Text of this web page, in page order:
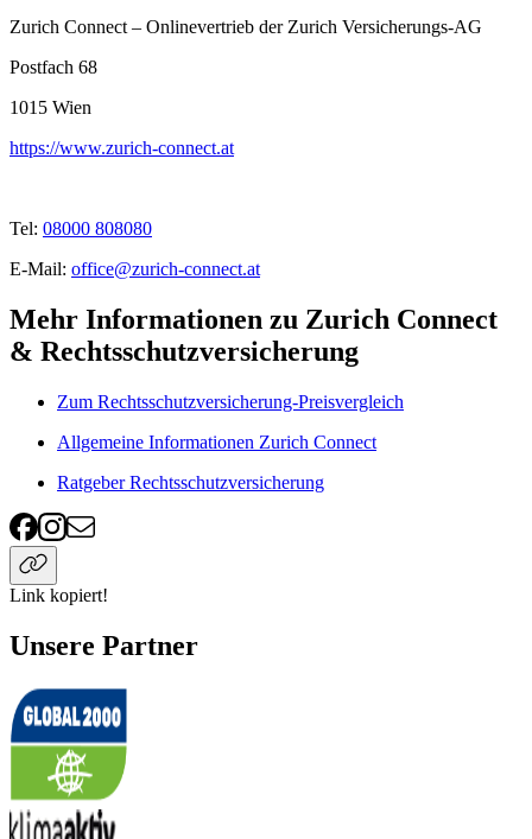
Zurich Connect – Onlinevertrieb der Zurich Versicherungs-AG
Postfach 68
1015 Wien
https://www.zurich-connect.at
Tel: 08000 808080
E-Mail: office@zurich-connect.at
Mehr Informationen zu Zurich Connect
& Rechtsschutzversicherung
Zum Rechtsschutzversicherung-Preisvergleich
Allgemeine Informationen Zurich Connect
Ratgeber Rechtsschutzversicherung
Link kopiert!
Unsere Partner